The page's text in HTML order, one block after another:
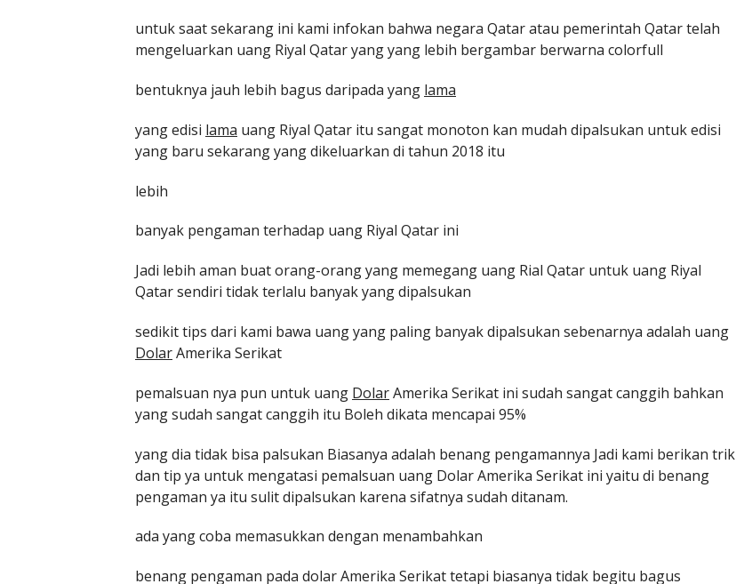
untuk saat sekarang ini kami infokan bahwa negara Qatar atau pemerintah Qatar telah
mengeluarkan uang Riyal Qatar yang yang lebih bergambar berwarna colorfull
bentuknya jauh lebih bagus daripada yang lama
yang edisi lama uang Riyal Qatar itu sangat monoton kan mudah dipalsukan untuk edisi
yang baru sekarang yang dikeluarkan di tahun 2018 itu
lebih
banyak pengaman terhadap uang Riyal Qatar ini
Jadi lebih aman buat orang-orang yang memegang uang Rial Qatar untuk uang Riyal
Qatar sendiri tidak terlalu banyak yang dipalsukan
sedikit tips dari kami bawa uang yang paling banyak dipalsukan sebenarnya adalah uang
DolarAmerika Serikat
pemalsuan nya pun untuk uang DolarAmerika Serikat ini sudah sangat canggih bahkan
yang sudah sangat canggih itu Boleh dikata mencapai 95%
yang dia tidak bisa palsukan Biasanya adalah benang pengamannya Jadi kami berikan trik
dan tip ya untuk mengatasi pemalsuan uang Dolar Amerika Serikat ini yaitu di benang
pengaman ya itu sulit dipalsukan karena sifatnya sudah ditanam.
ada yang coba memasukkan dengan menambahkan
benang pengaman pada dolar Amerika Serikat tetapi biasanya tidak begitu bagus